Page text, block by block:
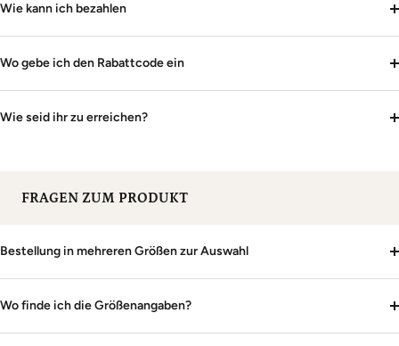
Wie kann ich bezahlen
Wo gebe ich den Rabattcode ein
Wie seid ihr zu erreichen?
FRAGEN ZUM PRODUKT
Bestellung in mehreren Größen zur Auswahl
Wo finde ich die Größenangaben?